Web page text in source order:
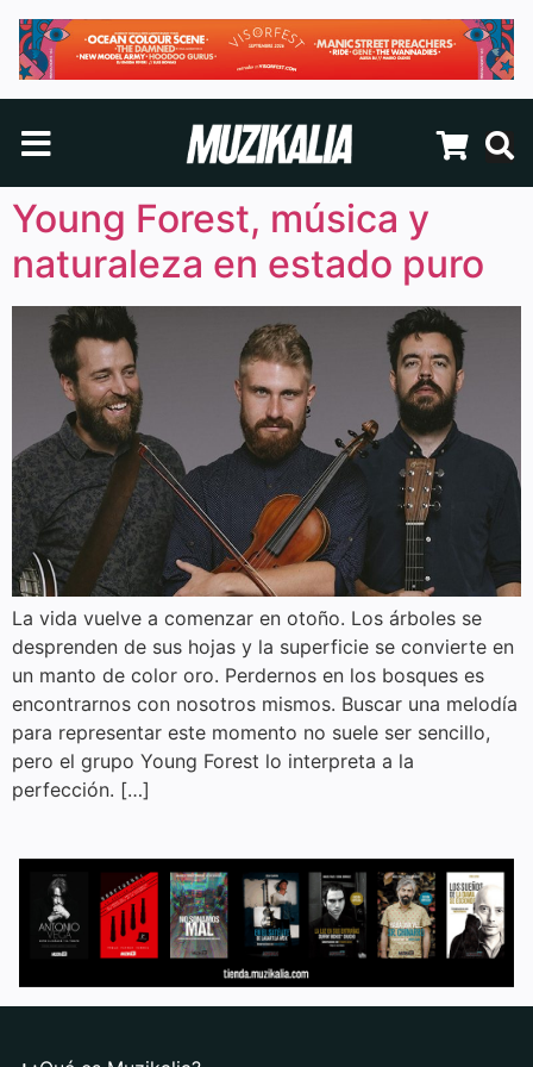
Young Forest, música y
naturaleza en estado puro
La vida vuelve a comenzar en otoño. Los árboles se
desprenden de sus hojas y la superficie se convierte en
un manto de color oro. Perdernos en los bosques es
encontrarnos con nosotros mismos. Buscar una melodía
para representar este momento no suele ser sencillo,
pero el grupo Young Forest lo interpreta a la
perfección. […]